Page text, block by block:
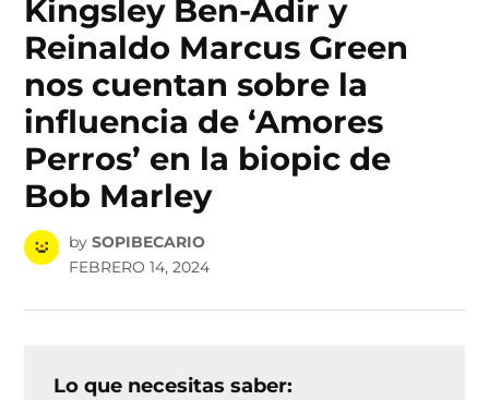
Kingsley Ben-Adir y
Reinaldo Marcus Green
nos cuentan sobre la
influencia de ‘Amores
Perros’ en la biopic de
Bob Marley
by SOPIBECARIO
FEBRERO 14, 2024
Lo que necesitas saber: